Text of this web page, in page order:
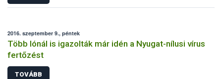
2016. szeptember 9., péntek
Több lónál is igazolták már idén a Nyugat-nílusi vírus
fertőzést
TOVÁBB